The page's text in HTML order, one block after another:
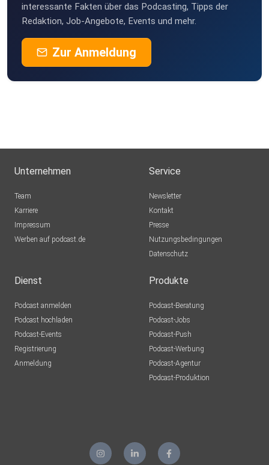
interessante Fakten über das Podcasting, Tipps der
Redaktion, Job-Angebote, Events und mehr.
Zur Anmeldung
Unternehmen
Team
Karriere
Impressum
Werben auf podcast.de
Service
Newsletter
Kontakt
Presse
Nutzungsbedingungen
Datenschutz
Dienst
Podcast anmelden
Podcast hochladen
Podcast-Events
Registrierung
Anmeldung
Produkte
Podcast-Beratung
Podcast-Jobs
Podcast-Push
Podcast-Werbung
Podcast-Agentur
Podcast-Produktion